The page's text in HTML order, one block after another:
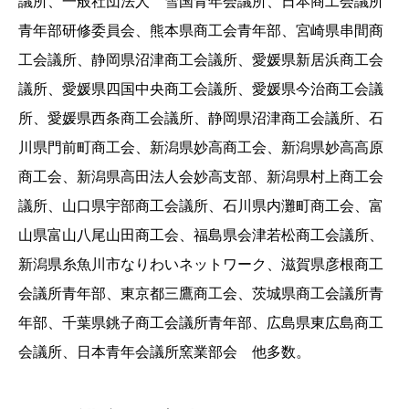
青年部研修委員会、熊本県商工会青年部、宮崎県串間商
工会議所、静岡県沼津商工会議所、愛媛県新居浜商工会
議所、愛媛県四国中央商工会議所、愛媛県今治商工会議
所、愛媛県西条商工会議所、静岡県沼津商工会議所、石
川県門前町商工会、新潟県妙高商工会、新潟県妙高高原
商工会、新潟県高田法人会妙高支部、新潟県村上商工会
議所、山口県宇部商工会議所、石川県内灘町商工会、富
山県富山八尾山田商工会、福島県会津若松商工会議所、
新潟県糸魚川市なりわいネットワーク、滋賀県彦根商工
会議所青年部、東京都三鷹商工会、茨城県商工会議所青
年部、千葉県銚子商工会議所青年部、広島県東広島商工
会議所、日本青年会議所窯業部会 他多数。